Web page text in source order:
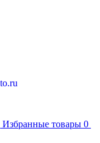
Избранные товары 0